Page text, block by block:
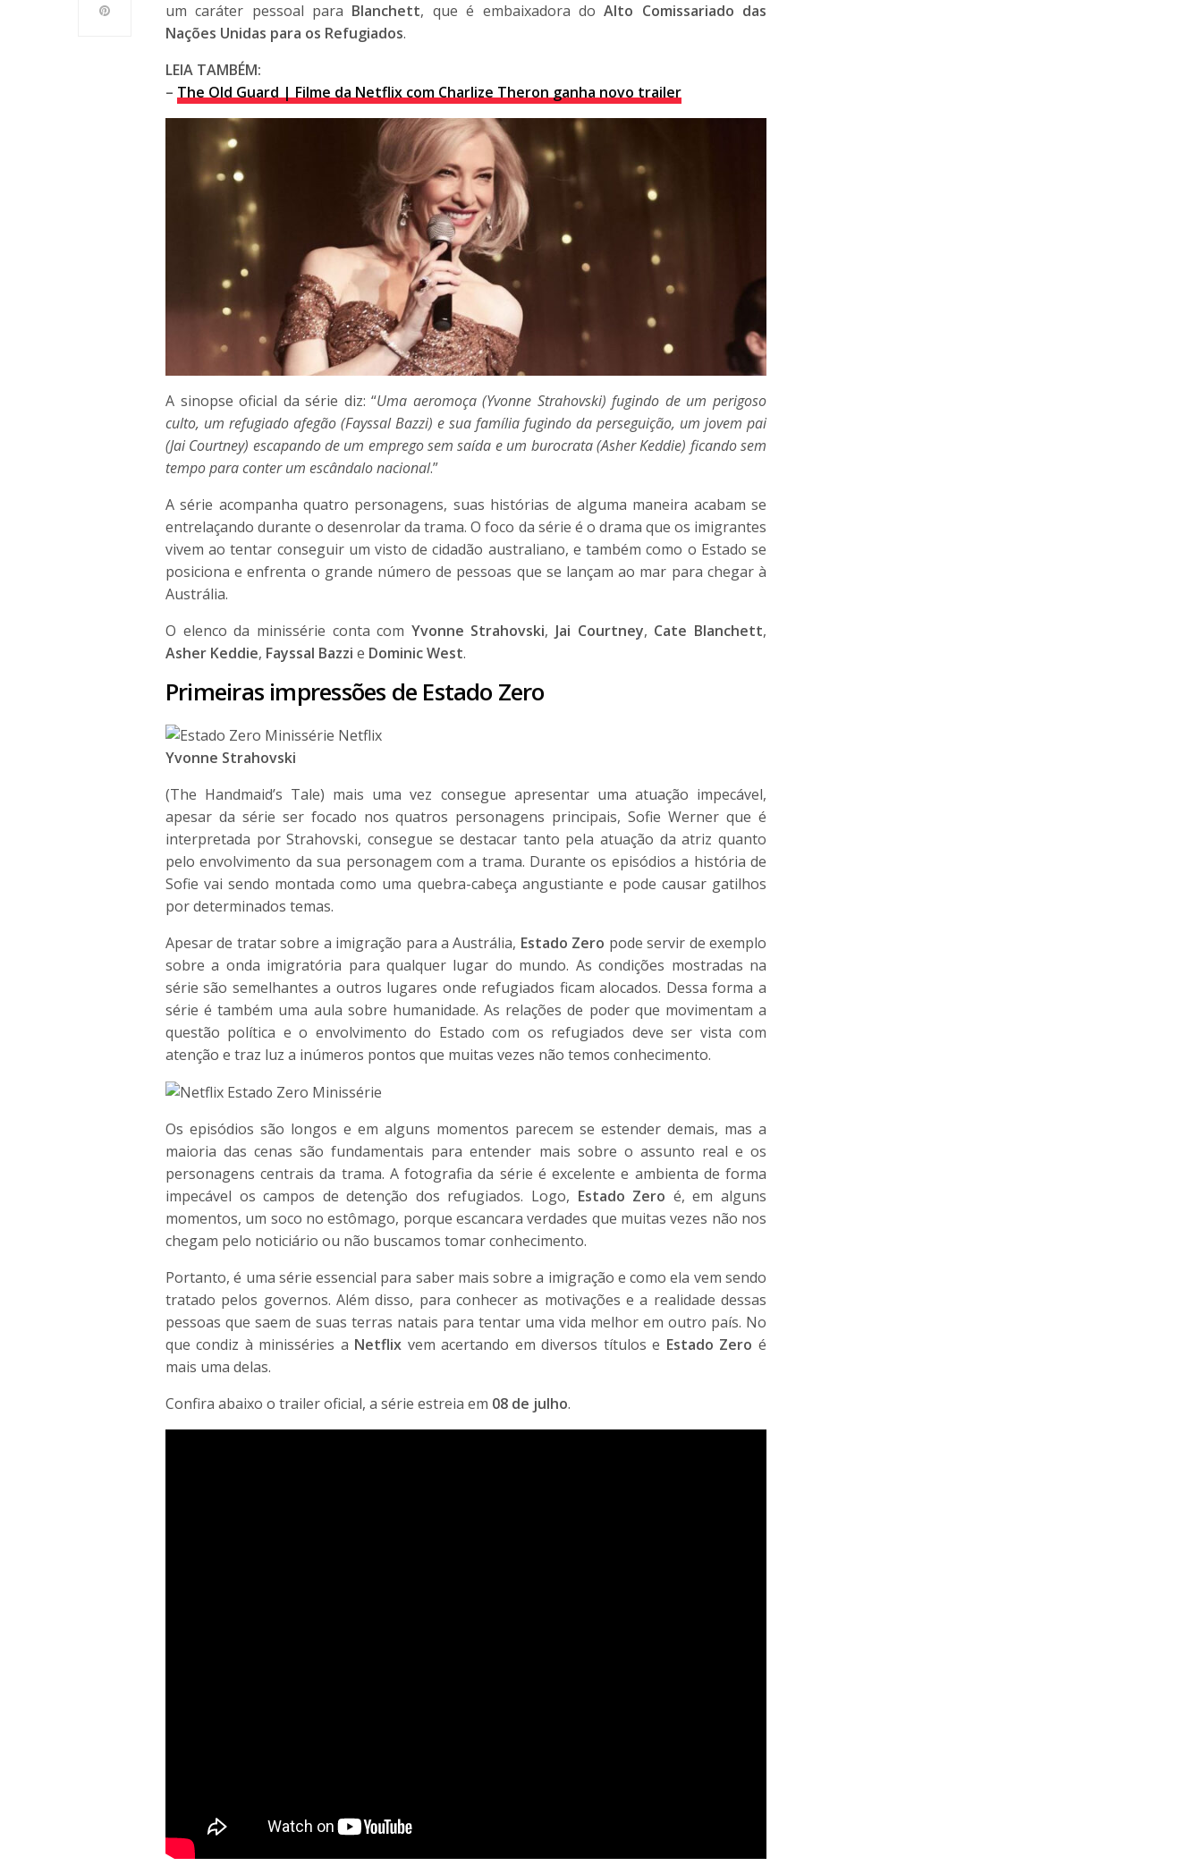
um caráter pessoal para Blanchett, que é embaixadora doAlto Comissariado das
Nações Unidas para os Refugiados.
LEIA TAMBÉM:
–The Old Guard | Filme da Netflix com Charlize Theron ganha novo trailer
A sinopse oficial da série diz: “Uma aeromoça (Yvonne Strahovski) fugindo de um perigoso
culto, um refugiado afegão (Fayssal Bazzi) e sua família fugindo da perseguição, um jovem pai
(Jai Courtney) escapando de um emprego sem saída e um burocrata (Asher Keddie) ficando sem
tempo para conter um escândalo nacional.”
A série acompanha quatro personagens, suas histórias de alguma maneira acabam se
entrelaçando durante o desenrolar da trama. O foco da série é o drama que os imigrantes
vivem ao tentar conseguir um visto de cidadão australiano, e também como o Estado se
posiciona e enfrenta o grande número de pessoas que se lançam ao mar para chegar à
Austrália.
O elenco da minissérie conta com Yvonne Strahovski, Jai Courtney, Cate Blanchett,
Asher Keddie, Fayssal Bazzi e Dominic West.
Primeiras impressões de Estado Zero
Yvonne Strahovski
(The Handmaid’s Tale) mais uma vez consegue apresentar uma atuação impecável,
apesar da série ser focado nos quatros personagens principais, Sofie Werner que é
interpretada por Strahovski, consegue se destacar tanto pela atuação da atriz quanto
pelo envolvimento da sua personagem com a trama. Durante os episódios a história de
Sofie vai sendo montada como uma quebra-cabeça angustiante e pode causar gatilhos
por determinados temas.
Apesar de tratar sobre a imigração para a Austrália, Estado Zero pode servir de exemplo
sobre a onda imigratória para qualquer lugar do mundo. As condições mostradas na
série são semelhantes a outros lugares onde refugiados ficam alocados. Dessa forma a
série é também uma aula sobre humanidade. As relações de poder que movimentam a
questão política e o envolvimento do Estado com os refugiados deve ser vista com
atenção e traz luz a inúmeros pontos que muitas vezes não temos conhecimento.
Os episódios são longos e em alguns momentos parecem se estender demais, mas a
maioria das cenas são fundamentais para entender mais sobre o assunto real e os
personagens centrais da trama. A fotografia da série é excelente e ambienta de forma
impecável os campos de detenção dos refugiados. Logo, Estado Zero é, em alguns
momentos, um soco no estômago, porque escancara verdades que muitas vezes não nos
chegam pelo noticiário ou não buscamos tomar conhecimento.
Portanto, é uma série essencial para saber mais sobre a imigração e como ela vem sendo
tratado pelos governos. Além disso, para conhecer as motivações e a realidade dessas
pessoas que saem de suas terras natais para tentar uma vida melhor em outro país. No
que condiz à minisséries a Netflix vem acertando em diversos títulos e Estado Zero é
mais uma delas.
Confira abaixo o trailer oficial, a série estreia em 08 de julho.